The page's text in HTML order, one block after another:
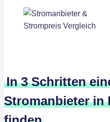
In 3 Schritten
Stromanbieter in